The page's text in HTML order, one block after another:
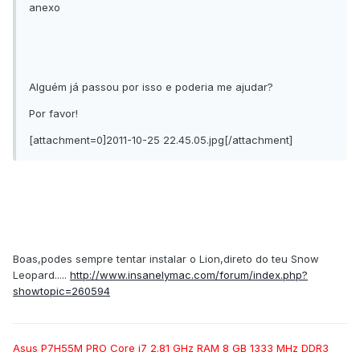
anexo
Alguém já passou por isso e poderia me ajudar?
Por favor!
[attachment=0]2011-10-25 22.45.05.jpg[/attachment]
Boas,podes sempre tentar instalar o Lion,direto do teu Snow
Leopard..... http://www.insanelymac.com/forum/index.php?
showtopic=260594
Asus P7H55M PRO Core i7 2.81 GHz RAM 8 GB 1333 MHz DDR3